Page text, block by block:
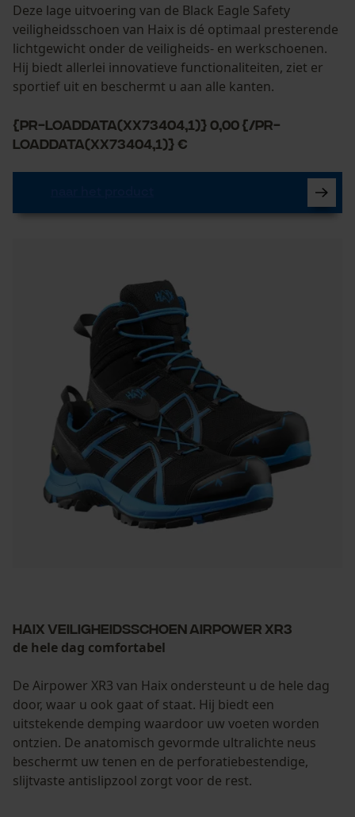
Deze lage uitvoering van de Black Eagle Safety
veiligheidsschoen van Haix is dé optimaal presterende
lichtgewicht onder de veiligheids- en werkschoenen.
Hij biedt allerlei innovatieve functionaliteiten, ziet er
sportief uit en beschermt u aan alle kanten.
{PR-LoadData(XX73404,1)} 0,00 {/PR-
LoadData(XX73404,1)} €
Haix Veiligheidsschoen Airpower XR3
de hele dag comfortabel
De Airpower XR3 van Haix ondersteunt u de hele dag
door, waar u ook gaat of staat. Hij biedt een
uitstekende demping waardoor uw voeten worden
ontzien. De anatomisch gevormde ultralichte neus
beschermt uw tenen en de perforatiebestendige,
slijtvaste antislipzool zorgt voor de rest.